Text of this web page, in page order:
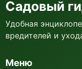
Садовый
Удобная
вредителей и
Меню